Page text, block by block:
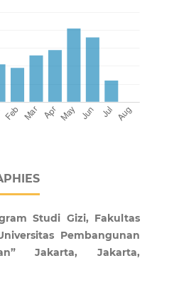
Studi Gizi, Fakultas
Pembangunan
Jakarta, Jakarta,